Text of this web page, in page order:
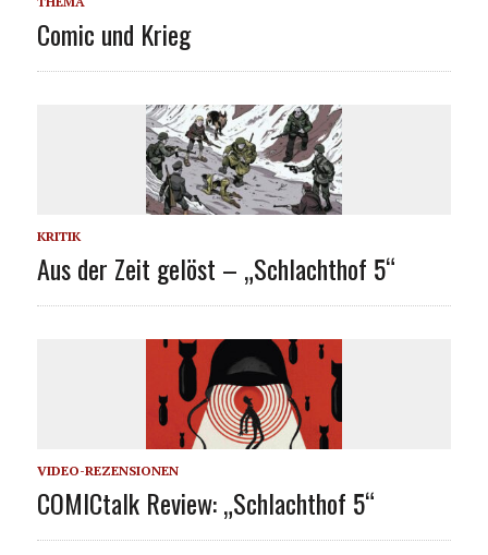
Comic und Krieg
KRITIK
Aus der Zeit gelöst – „Schlachthof 5“
VIDEO-REZENSIONEN
COMICtalk Review: „Schlachthof 5“